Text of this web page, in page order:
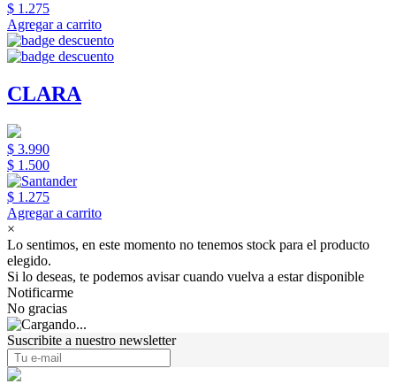
$ 1.275
Agregar a carrito
CLARA
$ 3.990
$ 1.500
$ 1.275
Agregar a carrito
×
Lo sentimos, en este momento no tenemos stock para el producto
elegido.
Si lo deseas, te podemos avisar cuando vuelva a estar disponible
Notificarme
No gracias
Suscribite a nuestro newsletter